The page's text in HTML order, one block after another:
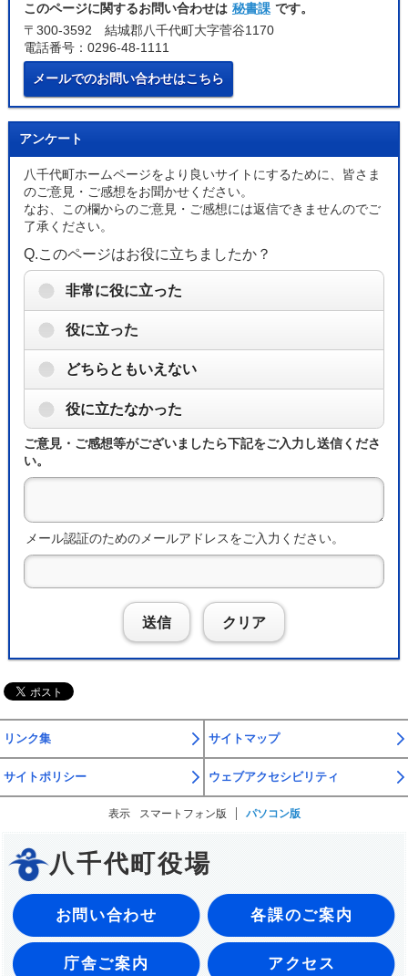
このページに関するお問い合わせは 秘書課 です。
〒300-3592 結城郡八千代町大字菅谷1170
電話番号：0296-48-1111
メールでのお問い合わせはこちら
アンケート
八千代町ホームページをより良いサイトにするために、皆さま
のご意見・ご感想をお聞かせください。
なお、この欄からのご意見・ご感想には返信できませんのでご
了承ください。
Q.このページはお役に立ちましたか？
非常に役に立った
役に立った
どちらともいえない
役に立たなかった
ご意見・ご感想等がございましたら下記をご入力し送信くださ
い。
メール認証のためのメールアドレスをご入力ください。
送信 クリア
リンク集 サイトマップ
サイトポリシー ウェブアクセシビリティ
表示 スマートフォン版 パソコン版
八千代町役場
お問い合わせ 各課のご案内
庁舎ご案内 アクセス